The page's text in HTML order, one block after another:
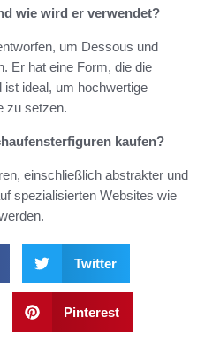
wie wird er verwendet?
um Dessous und
Er hat eine Form, die die
ist ideal, um hochwertige
zu setzen.
kaufen?
einschließlich abstrakter und
spezialisierten Websites wie
Twitter
Pinterest